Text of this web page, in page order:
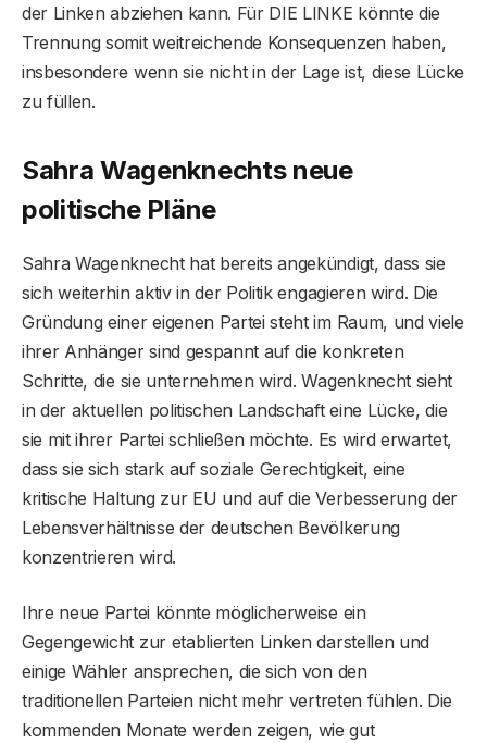
der Linken abziehen kann. Für DIE LINKE könnte die
Trennung somit weitreichende Konsequenzen haben,
insbesondere wenn sie nicht in der Lage ist, diese Lücke
zu füllen.
Sahra Wagenknechts neue
politische Pläne
Sahra Wagenknecht hat bereits angekündigt, dass sie
sich weiterhin aktiv in der Politik engagieren wird. Die
Gründung einer eigenen Partei steht im Raum, und viele
ihrer Anhänger sind gespannt auf die konkreten
Schritte, die sie unternehmen wird. Wagenknecht sieht
in der aktuellen politischen Landschaft eine Lücke, die
sie mit ihrer Partei schließen möchte. Es wird erwartet,
dass sie sich stark auf soziale Gerechtigkeit, eine
kritische Haltung zur EU und auf die Verbesserung der
Lebensverhältnisse der deutschen Bevölkerung
konzentrieren wird.
Ihre neue Partei könnte möglicherweise ein
Gegengewicht zur etablierten Linken darstellen und
einige Wähler ansprechen, die sich von den
traditionellen Parteien nicht mehr vertreten fühlen. Die
kommenden Monate werden zeigen, wie gut